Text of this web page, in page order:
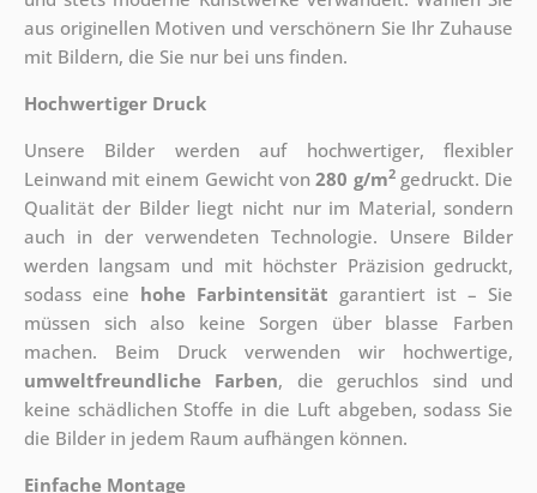
aus originellen Motiven und verschönern Sie Ihr Zuhause
mit Bildern, die Sie nur bei uns finden.
Hochwertiger Druck
Unsere Bilder werden auf hochwertiger, flexibler
Leinwand mit einem Gewicht von280 g/m2gedruckt. Die
Qualität der Bilder liegt nicht nur im Material, sondern
auch in der verwendeten Technologie. Unsere Bilder
werden langsam und mit höchster Präzision gedruckt,
sodass eine hohe Farbintensität garantiert ist – Sie
müssen sich also keine Sorgen über blasse Farben
machen. Beim Druck verwenden wir hochwertige,
umweltfreundliche Farben, die geruchlos sind und
keine schädlichen Stoffe in die Luft abgeben, sodass Sie
die Bilder in jedem Raum aufhängen können.
Einfache Montage